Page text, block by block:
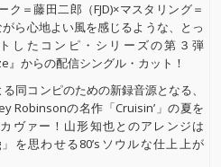
＝藤田二郎（FJD)×マスタリング＝
ら心地よい風を感じるような、とっ
したコンピ・シリーズの第３弾
』からの配信シングル・カット！
同コンピのための新録音源となる、
Robinsonの名作「Cruisin’」の夏を
ヴァー！山形知也とのアレンジは
を思わせる80’sソウルな仕上上が